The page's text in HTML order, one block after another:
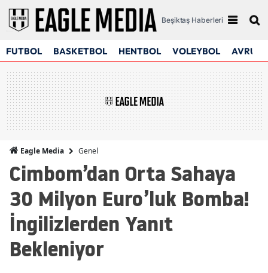
Beşiktaş Haberleri
FUTBOL BASKETBOL HENTBOL VOLEYBOL
Eagle Media Genel
Cimbom’dan Orta Sahaya
30 Milyon Euro’luk Bomba!
İngilizlerden Yanıt
Bekleniyor